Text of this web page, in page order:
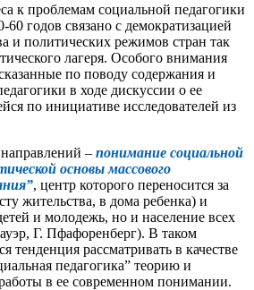
к проблемам социальной педагогики
60 годов связано с демократизацией
и политических режимов стран так
лагеря. Особого внимания
по поводу содержания и
в ходе дискуссии о ее
по инициативе исследователей из
– понимание социальной
основы массового
, центр которого переносится за
жительства, в дома ребенка) и
и молодежь, но и население всех
Г. Пфафоренберг). В таком
тенденция рассматривать в качестве
педагогика” теорию и
в ее современном понимании.